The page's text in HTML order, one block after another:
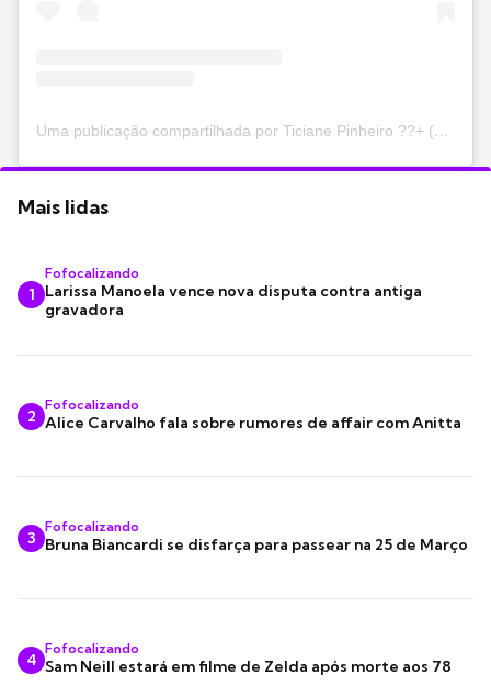
Uma publicação compartilhada por Ticiane Pinheiro ??+ (@ticipinheiro)
Mais lidas
1
Fofocalizando
Larissa Manoela vence nova disputa contra antiga
gravadora
2
Fofocalizando
Alice Carvalho fala sobre rumores de affair com Anitta
3
Fofocalizando
Bruna Biancardi se disfarça para passear na 25 de Março
4
Fofocalizando
Sam Neill estará em filme de Zelda após morte aos 78